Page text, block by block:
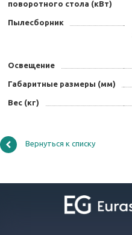
поворотного стола (кВт)
Пылесборник
Освещение
Габаритные размеры (мм)
Вес (кг)
Вернуться к списку